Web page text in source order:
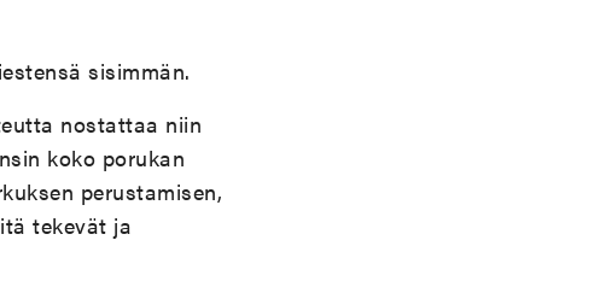
sisimmän.
nostattaa niin
koko porukan
perustamisen,
tekevät ja